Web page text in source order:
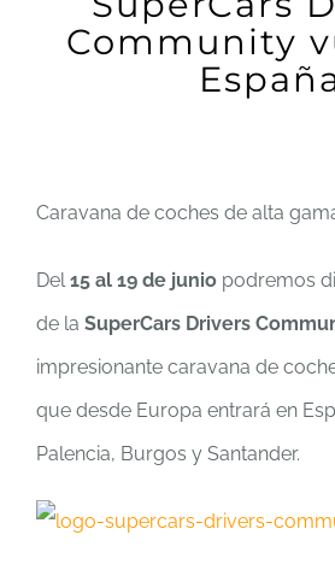
Community
Caravana de coches de alta
Del15 al 19 de junio podremos
de la SuperCars Drivers
impresionante caravana de
que desde Europa entrará en
Palencia, Burgos y Santander.